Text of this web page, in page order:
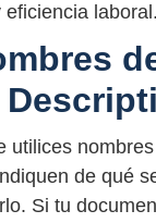
laboral.
utilices
de qué
Si tu